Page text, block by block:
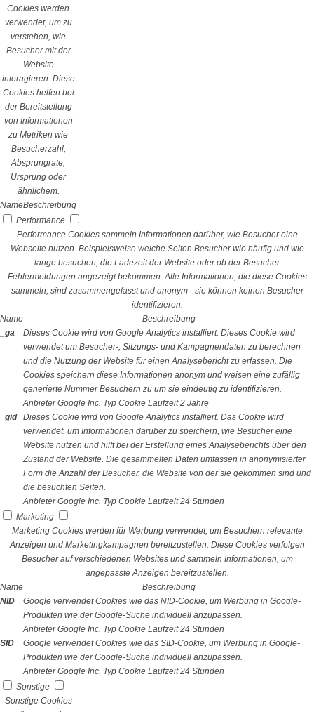
Cookies werden
verwendet, um zu
verstehen, wie
Besucher mit der
Website
interagieren. Diese
Cookies helfen bei
der Bereitstellung
von Informationen
zu Metriken wie
Besucherzahl,
Absprungrate,
Ursprung oder
ähnlichem.
NameBeschreibung
Performance
Performance Cookies sammeln Informationen darüber, wie Besucher eine
Webseite nutzen. Beispielsweise welche Seiten Besucher wie häufig und wie
lange besuchen, die Ladezeit der Website oder ob der Besucher
Fehlermeldungen angezeigt bekommen. Alle Informationen, die diese Cookies
sammeln, sind zusammengefasst und anonym - sie können keinen Besucher
identifizieren.
Name
Beschreibung
_ga
Dieses Cookie wird von Google Analytics installiert. Dieses Cookie wird
verwendet um Besucher-, Sitzungs- und Kampagnendaten zu berechnen
und die Nutzung der Website für einen Analysebericht zu erfassen. Die
Cookies speichern diese Informationen anonym und weisen eine zufällig
generierte Nummer Besuchern zu um sie eindeutig zu identifizieren.
Anbieter Google Inc. Typ Cookie Laufzeit 2 Jahre
_gid
Dieses Cookie wird von Google Analytics installiert. Das Cookie wird
verwendet, um Informationen darüber zu speichern, wie Besucher eine
Website nutzen und hilft bei der Erstellung eines Analyseberichts über den
Zustand der Website. Die gesammelten Daten umfassen in anonymisierter
Form die Anzahl der Besucher, die Website von der sie gekommen sind und
die besuchten Seiten.
Anbieter Google Inc. Typ Cookie Laufzeit 24 Stunden
Marketing
Marketing Cookies werden für Werbung verwendet, um Besuchern relevante
Anzeigen und Marketingkampagnen bereitzustellen. Diese Cookies verfolgen
Besucher auf verschiedenen Websites und sammeln Informationen, um
angepasste Anzeigen bereitzustellen.
Name
Beschreibung
NID
Google verwendet Cookies wie das NID-Cookie, um Werbung in Google-
Produkten wie der Google-Suche individuell anzupassen.
Anbieter Google Inc. Typ Cookie Laufzeit 24 Stunden
SID
Google verwendet Cookies wie das SID-Cookie, um Werbung in Google-
Produkten wie der Google-Suche individuell anzupassen.
Anbieter Google Inc. Typ Cookie Laufzeit 24 Stunden
Sonstige
Sonstige Cookies